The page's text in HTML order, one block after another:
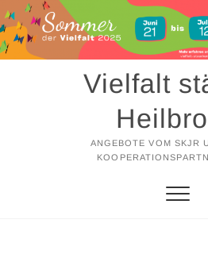
Zum
Inhalt
springen
Vielfalt
ANGEBOTE VOM SKJR